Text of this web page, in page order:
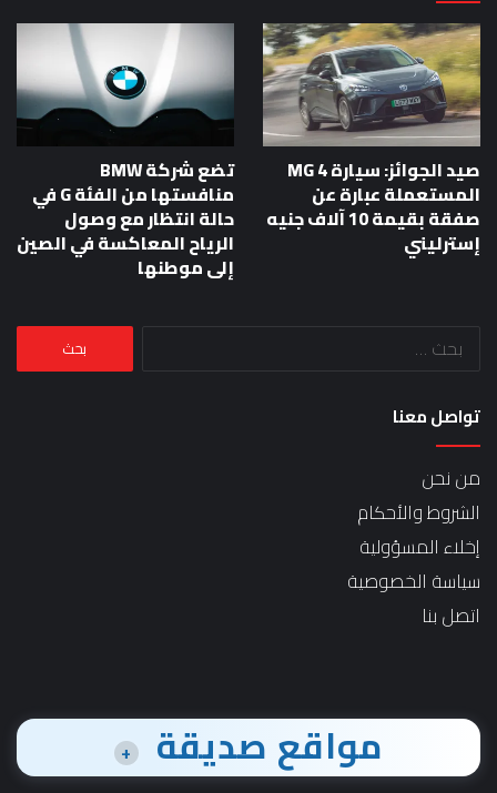
صيد الجوائز: سيارة MG 4
المستعملة عبارة عن
صفقة بقيمة 10 آلاف جنيه
إسترليني
تضع شركة BMW
منافستها من الفئة G في
حالة انتظار مع وصول
الرياح المعاكسة في الصين
إلى موطنها
البحث
تواصل معنا
من نحن
الشروط والأحكام
إخلاء المسؤولية
سياسة الخصوصية
اتصل بنا
مواقع صديقة +